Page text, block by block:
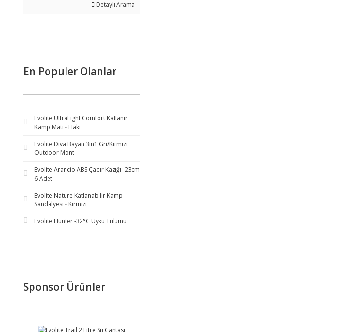
Detaylı Arama
En Populer Olanlar
Evolite UltraLight Comfort Katlanır
Kamp Matı - Haki
Evolite Diva Bayan 3in1 Gri/Kırmızı
Outdoor Mont
Evolite Arancio ABS Çadır Kazığı -23cm
6 Adet
Evolite Nature Katlanabilir Kamp
Sandalyesi - Kırmızı
Evolite Hunter -32°C Uyku Tulumu
Sponsor Ürünler